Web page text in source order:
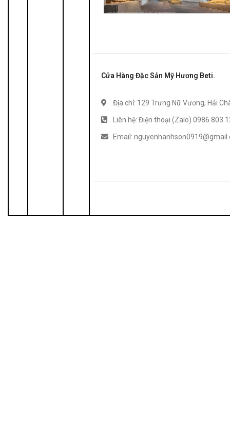
Cửa Hàng Đặc Sản Mỹ Hương Beti.
Địa chỉ: 129 Trưng Nữ Vương, Hải
Liên hệ: Điện thoại (Zalo)
Email: